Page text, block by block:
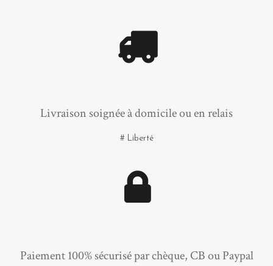
Livraison soignée à domicile ou en relais
# Liberté
Paiement 100% sécurisé par chèque, CB ou Paypal